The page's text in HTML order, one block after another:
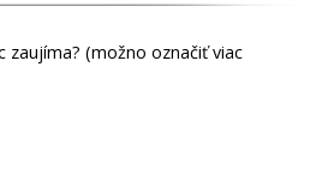
zaujíma? (možno označiť viac